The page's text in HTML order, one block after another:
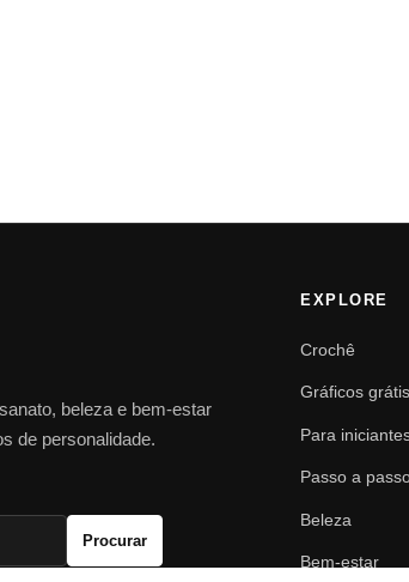
beleza e bem-estar
de personalidade.
Procurar
EXPLORE
Crochê
Gráficos grátis
Para
Passo a
Beleza
Bem-estar